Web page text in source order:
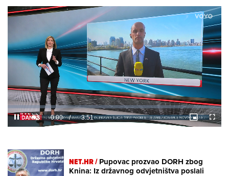
Unmute /
Loaded:
6.40%
NET.HR /Pupovac prozvao DORH zbog
Knina: Iz državnog odvjetništva poslali